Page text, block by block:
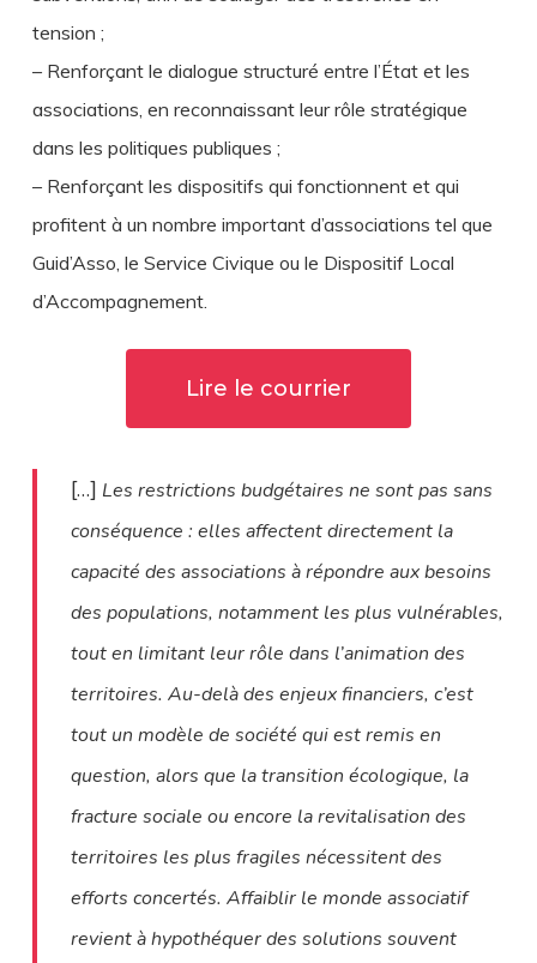
tension ;
– Renforçant le dialogue structuré entre l’État et les
associations, en reconnaissant leur rôle stratégique
dans les politiques publiques ;
– Renforçant les dispositifs qui fonctionnent et qui
profitent à un nombre important d’associations tel que
Guid’Asso, le Service Civique ou le Dispositif Local
d’Accompagnement.
Lire le courrier
[…] Les restrictions budgétaires ne sont pas sans
conséquence : elles affectent directement la
capacité des associations à répondre aux besoins
des populations, notamment les plus vulnérables,
tout en limitant leur rôle dans l’animation des
territoires. Au-delà des enjeux financiers, c’est
tout un modèle de société qui est remis en
question, alors que la transition écologique, la
fracture sociale ou encore la revitalisation des
territoires les plus fragiles nécessitent des
efforts concertés. Affaiblir le monde associatif
revient à hypothéquer des solutions souvent